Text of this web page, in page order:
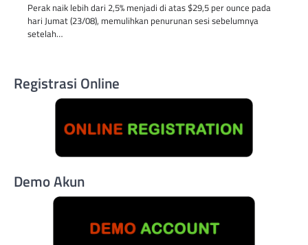
Perak naik lebih dari 2,5% menjadi di atas $29,5 per ounce pada
hari Jumat (23/08), memulihkan penurunan sesi sebelumnya
setelah…
Registrasi Online
Demo Akun